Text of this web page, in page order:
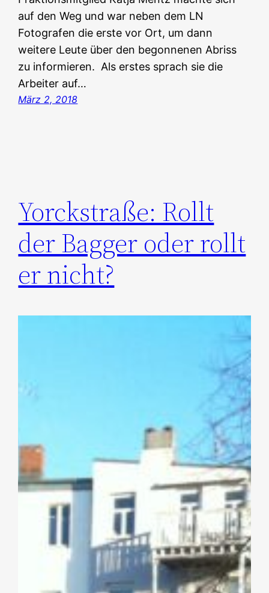
auf den Weg und war neben dem LN
Fotografen die erste vor Ort, um dann
weitere Leute über den begonnenen Abriss
zu informieren. Als erstes sprach sie die
Arbeiter auf…
März 2, 2018
Yorckstraße: Rollt
der Bagger oder rollt
er nicht?